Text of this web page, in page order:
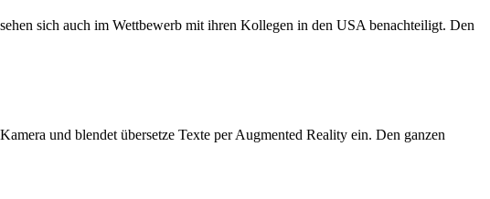
sich auch im Wettbewerb mit ihren Kollegen in den USA benachteiligt. Den
und blendet übersetze Texte per Augmented Reality ein. Den ganzen